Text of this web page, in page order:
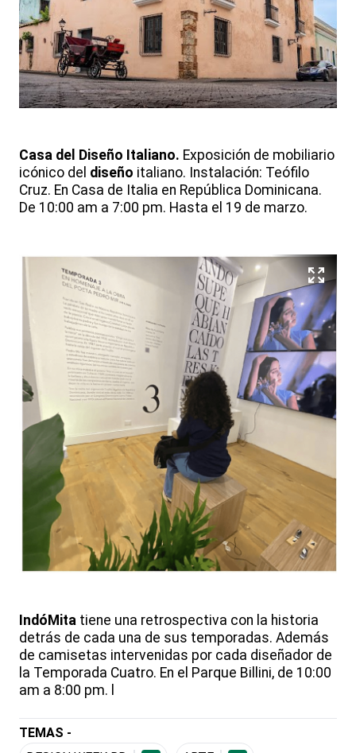
Casa del Diseño Italiano. Exposición de mobiliario
icónico del diseño italiano. Instalación: Teófilo
Cruz. En Casa de Italia en República Dominicana.
De 10:00 am a 7:00 pm. Hasta el 19 de marzo.
IndóMita tiene una retrospectiva con la historia
detrás de cada una de sus temporadas. Además
de camisetas intervenidas por cada diseñador de
la Temporada Cuatro. En el Parque Billini, de 10:00
am a 8:00 pm. l
TEMAS -